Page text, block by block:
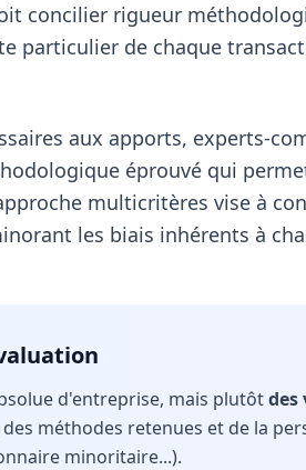
concilier rigueur
particulier de chaque
aux apports, experts-
éprouvé qui
multicritères vise à
les biais inhérents à
d'entreprise, mais plutôtdes
méthodes retenues et de la
minoritaire...).